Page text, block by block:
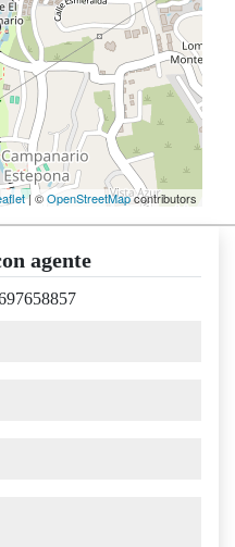
| ©OpenStreetMapcontributors
agente